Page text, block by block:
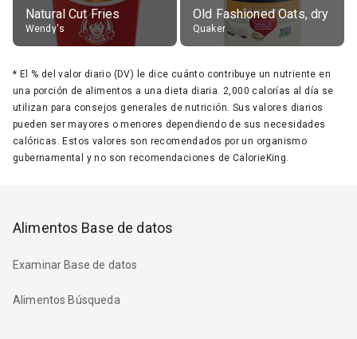
Natural Cut Fries
Wendy's
Old Fashioned Oats, dry
Quaker
* El % del valor diario (DV) le dice cuánto contribuye un nutriente en
una porción de alimentos a una dieta diaria. 2,000 calorías al día se
utilizan para consejos generales de nutrición. Sus valores diarios
pueden ser mayores o menores dependiendo de sus necesidades
calóricas. Estos valores son recomendados por un organismo
gubernamental y no son recomendaciones de CalorieKing.
Alimentos Base de datos
Examinar Base de datos
Alimentos Búsqueda